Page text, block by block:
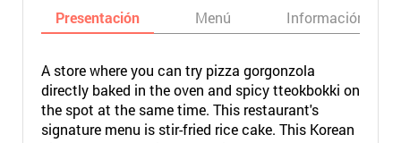
Presentación Menú Información
A store where you can try pizza gorgonzola
directly baked in the oven and spicy tteokbokki on
the spot at the same time. This restaurant's
signature menu is stir-fried rice cake. This Korean